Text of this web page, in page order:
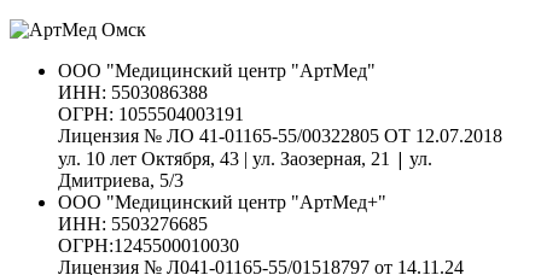
ООО "Медицинский центр "АртМед"
ИНН: 5503086388
ОГРН: 1055504003191
Лицензия № ЛО 41-01165-55/00322805 ОТ 12.07.2018
ул. 10 лет Октября, 43 | ул. Заозерная, 21 | ул.
Дмитриева, 5/3
ООО "Медицинский центр "АртМед+"
ИНН: 5503276685
ОГРН:1245500010030
Лицензия № Л041-01165-55/01518797 от 14.11.24